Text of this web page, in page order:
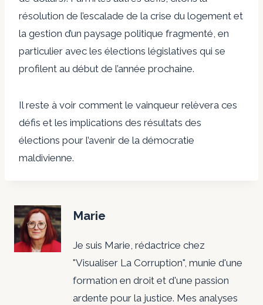
résolution de l’escalade de la crise du logement et
la gestion d’un paysage politique fragmenté, en
particulier avec les élections législatives qui se
profilent au début de l’année prochaine.
Il reste à voir comment le vainqueur relèvera ces
défis et les implications des résultats des
élections pour l’avenir de la démocratie
maldivienne.
Marie
Je suis Marie, rédactrice chez
"Visualiser La Corruption", munie d'une
formation en droit et d'une passion
ardente pour la justice. Mes analyses